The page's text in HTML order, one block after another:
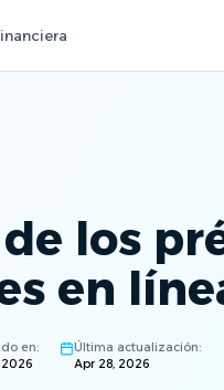
los
en
en:
2026
Última actualización:
Apr 28, 2026